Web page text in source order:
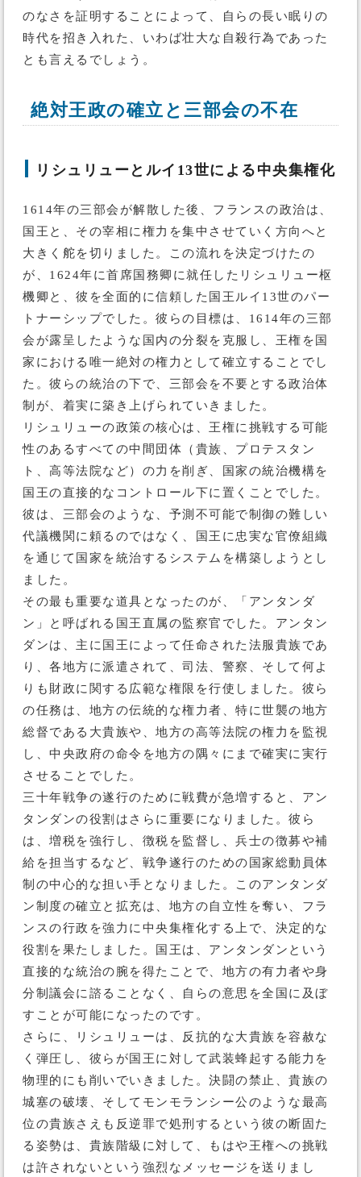
のなさを証明することによって、自らの長い眠りの
時代を招き入れた、いわば壮大な自殺行為であった
とも言えるでしょう。
絶対王政の確立と三部会の不在
リシュリューとルイ13世による中央集権化
1614年の三部会が解散した後、フランスの政治は、
国王と、その宰相に権力を集中させていく方向へと
大きく舵を切りました。この流れを決定づけたの
が、1624年に首席国務卿に就任したリシュリュー枢
機卿と、彼を全面的に信頼した国王ルイ13世のパー
トナーシップでした。彼らの目標は、1614年の三部
会が露呈したような国内の分裂を克服し、王権を国
家における唯一絶対の権力として確立することでし
た。彼らの統治の下で、三部会を不要とする政治体
制が、着実に築き上げられていきました。
リシュリューの政策の核心は、王権に挑戦する可能
性のあるすべての中間団体（貴族、プロテスタン
ト、高等法院など）の力を削ぎ、国家の統治機構を
国王の直接的なコントロール下に置くことでした。
彼は、三部会のような、予測不可能で制御の難しい
代議機関に頼るのではなく、国王に忠実な官僚組織
を通じて国家を統治するシステムを構築しようとし
ました。
その最も重要な道具となったのが、「アンタンダ
ン」と呼ばれる国王直属の監察官でした。アンタン
ダンは、主に国王によって任命された法服貴族であ
り、各地方に派遣されて、司法、警察、そして何よ
りも財政に関する広範な権限を行使しました。彼ら
の任務は、地方の伝統的な権力者、特に世襲の地方
総督である大貴族や、地方の高等法院の権力を監視
し、中央政府の命令を地方の隅々にまで確実に実行
させることでした。
三十年戦争の遂行のために戦費が急増すると、アン
タンダンの役割はさらに重要になりました。彼ら
は、増税を強行し、徴税を監督し、兵士の徴募や補
給を担当するなど、戦争遂行のための国家総動員体
制の中心的な担い手となりました。このアンタンダ
ン制度の確立と拡充は、地方の自立性を奪い、フラ
ンスの行政を強力に中央集権化する上で、決定的な
役割を果たしました。国王は、アンタンダンという
直接的な統治の腕を得たことで、地方の有力者や身
分制議会に諮ることなく、自らの意思を全国に及ぼ
すことが可能になったのです。
さらに、リシュリューは、反抗的な大貴族を容赦な
く弾圧し、彼らが国王に対して武装蜂起する能力を
物理的にも削いでいきました。決闘の禁止、貴族の
城塞の破壊、そしてモンモランシー公のような最高
位の貴族さえも反逆罪で処刑するという彼の断固た
る姿勢は、貴族階級に対して、もはや王権への挑戦
は許されないという強烈なメッセージを送りまし